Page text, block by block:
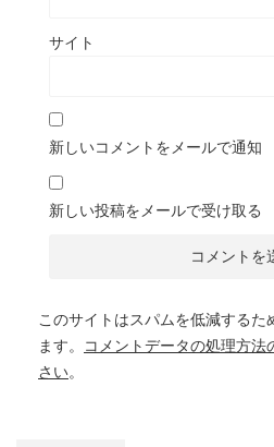
サイト
新しいコメントをメールで通知
新しい投稿をメールで受け取る
このサイトはスパムを低減する
ます。
コメントデータの処理方
さい。